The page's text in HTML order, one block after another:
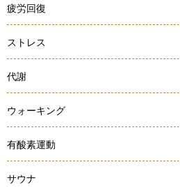
疲労回復
ストレス
代謝
ウォーキング
有酸素運動
サウナ